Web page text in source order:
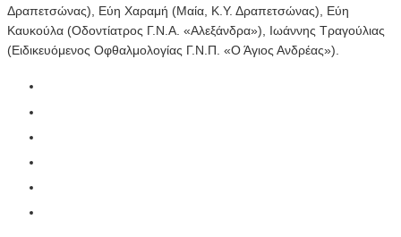
Δραπετσώνας), Εύη Χαραμή (Μαία, Κ.Υ. Δραπετσώνας), Εύη
Καυκούλα (Οδοντίατρος Γ.Ν.Α. «Αλεξάνδρα»), Ιωάννης Τραγούλιας
(Ειδικευόμενος Οφθαλμολογίας Γ.Ν.Π. «Ο Άγιος Ανδρέας»).